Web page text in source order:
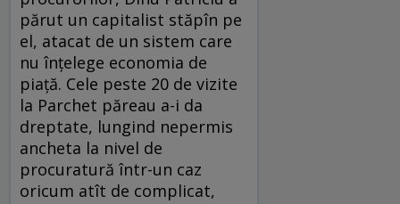
părut un capitalist stăpîn pe
el, atacat de un sistem care
nu înţelege economia de
piaţă. Cele peste 20 de vizite
la Parchet păreau a-i da
dreptate, lungind nepermis
ancheta la nivel de
procuratură într-un caz
oricum atît de complicat,